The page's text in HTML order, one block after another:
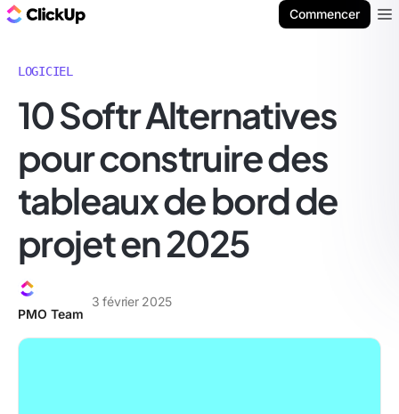
Commencer
LOGICIEL
10 Softr Alternatives
pour construire des
tableaux de bord de
projet en 2025
PMO Team
3 février 2025